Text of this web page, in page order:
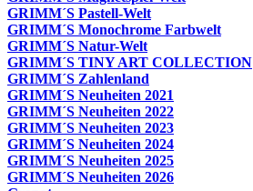
GRIMM´S Pastell-Welt
GRIMM´S Monochrome Farbwelt
GRIMM´S Natur-Welt
GRIMM´S TINY ART COLLECTION
GRIMM´S Zahlenland
GRIMM´S Neuheiten 2021
GRIMM´S Neuheiten 2022
GRIMM´S Neuheiten 2023
GRIMM´S Neuheiten 2024
GRIMM´S Neuheiten 2025
GRIMM´S Neuheiten 2026